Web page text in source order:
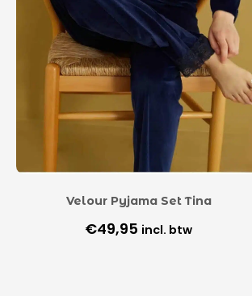
Velour Pyjama Set Tina
€49,95 incl. btw